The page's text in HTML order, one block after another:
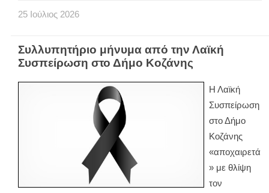
25 Ιούλιος 2026
Συλλυπητήριο μήνυμα από την Λαϊκή
Συσπείρωση στο Δήμο Κοζάνης
Η Λαϊκή
Συσπείρωση
στο Δήμο
Κοζάνης
«αποχαιρετά
» με θλίψη
τον